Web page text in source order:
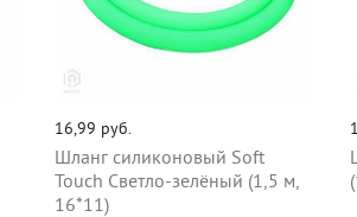
16,99 руб.
Шланг силиконовый Soft
Touch Светло-зелёный (1,5 м,
16*11)